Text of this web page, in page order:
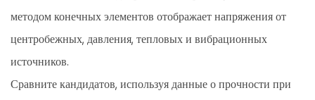
методом конечных элементов отображает напряжения от
центробежных, давления, тепловых и вибрационных
источников.
Сравните кандидатов, используя данные о прочности при